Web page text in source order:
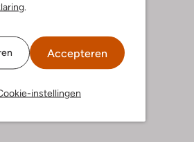
Accepteren
instellingen